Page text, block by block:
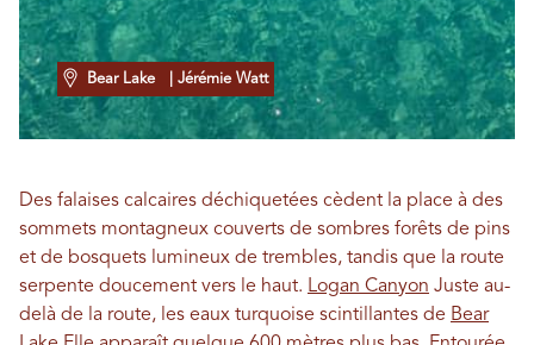
Bear Lake | Jérémie Watt
Des falaises calcaires déchiquetées cèdent la place à des
sommets montagneux couverts de sombres forêts de pins
et de bosquets lumineux de trembles, tandis que la route
serpente doucement vers le haut. Logan Canyon Juste au-
delà de la route, les eaux turquoise scintillantes de Bear